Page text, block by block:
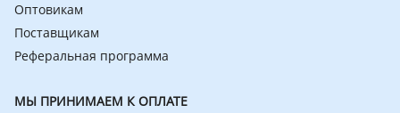
Оптовикам
Поставщикам
Реферальная программа
МЫ ПРИНИМАЕМ К ОПЛАТЕ